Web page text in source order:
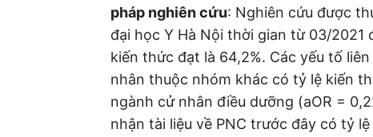
pháp nghiên cứu: Nghiên cứu được
đại học Y Hà Nội thời gian từ 03/2021
kiến thức đạt là 64,2%. Các yếu tố
nhân thuộc nhóm khác có tỷ lệ kiến
ngành cử nhân điều dưỡng (aOR =
nhận tài liệu về PNC trước đây có tỷ